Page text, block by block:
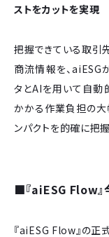
ストをカットを実現
把握できている取引
商流情報を、aiESG
タとAIを用いて自動
かかる作業負担の大
ンパクトを的確に把握
■『aiESG Flow
『aiESG Flow』の正